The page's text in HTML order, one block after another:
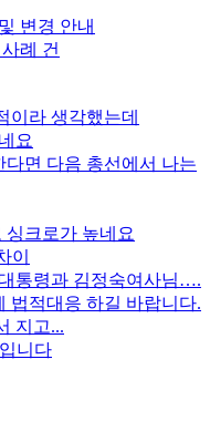
변경 안내
례 건
이라 생각했는데
요
면 다음 총선에서 나는
싱크로가 높네요
이
통령과 김정숙여사님….
법적대응 하길 바랍니다.
지고...
니다